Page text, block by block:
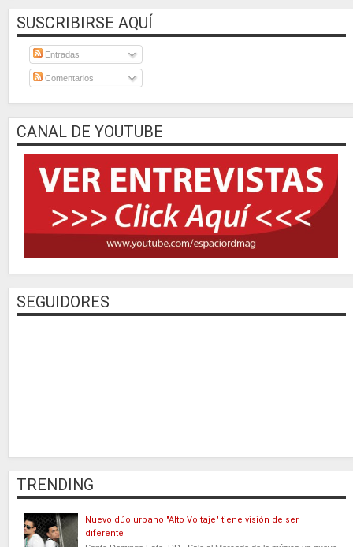
SUSCRIBIRSE AQUÍ
Entradas
Comentarios
CANAL DE YOUTUBE
SEGUIDORES
TRENDING
Nuevo dúo urbano "Alto Voltaje" tiene visión de ser
diferente